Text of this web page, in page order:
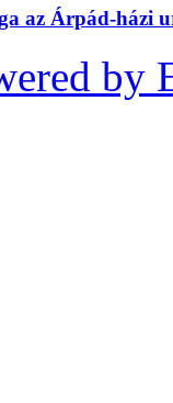
az Árpád-házi
by